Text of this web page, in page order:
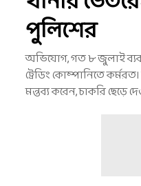
পুলিশের
অভিযোগ, গত ৮ জুলাই
ট্রেডিং কোম্পানিতে
মন্তব্য করেন, চাকরি ছেড়ে